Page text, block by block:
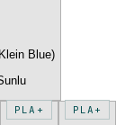
Blue)
PLA+ PLA+